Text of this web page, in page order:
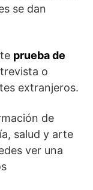
se dan
prueba de
o
extranjeros.
de
salud y arte
ver una